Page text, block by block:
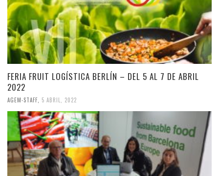
FERIA FRUIT LOGÍSTICA BERLÍN – DEL 5 AL 7 DE ABRIL
2022
AGEM-STAFF 5 ABRIL, 2022